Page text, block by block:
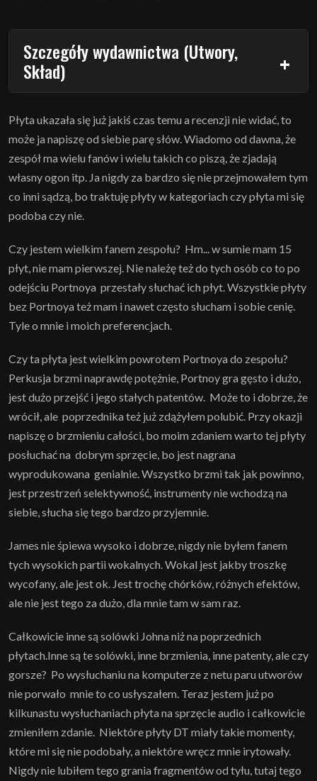
Szczegóły wydawnictwa (Utwory,
Skład)
Płyta ukazała się już jakiś czas temu a recenzji nie widać, to
może ja napiszę od siebie parę słów. Wiadomo od dawna, że
zespół ma wielu fanów i wielu takich co piszą, że zjadają
własny ogon itp. Ja nigdy za bardzo się nie przejmowałem tym
co inni sądzą, bo traktuję płyty w kategoriach czy płyta mi się
podoba czy nie.
Czy jestem wielkim fanem zespołu? Hm... w sumie mam 15
płyt, nie mam pierwszej. Nie należę też do tych osób co to po
odejściu Portnoya przestały słuchać ich płyt. Wszystkie płyty
bez Portnoya też mam i nawet często słucham i sobie cenię.
Tyle o mnie i moich preferencjach.
Czy ta płyta jest wielkim powrotem Portnoya do zespołu?
Perkusja brzmi naprawdę potężnie, Portnoy gra gęsto i dużo,
jest dużo przejść i jego stałych patentów. Może to i dobrze, że
wrócił, ale poprzednika też już zdążyłem polubić. Przy okazji
napiszę o brzmieniu całości, bo moim zdaniem warto tej płyty
posłuchać na dobrym sprzęcie, bo jest nagrana
wyprodukowana genialnie. Wszystko brzmi tak jak powinno,
jest przestrzeń selektywność, instrumenty nie wchodzą na
siebie, słucha się tego bardzo przyjemnie.
James nie śpiewa wysoko i dobrze, nigdy nie byłem fanem
tych wysokich partii wokalnych. Wokal jest jakby troszkę
wycofany, ale jest ok. Jest trochę chórków, różnych efektów,
ale nie jest tego za dużo, dla mnie tam w sam raz.
Całkowicie inne są solówki Johna niż na poprzednich
płytach.Inne są te solówki, inne brzmienia, inne patenty, ale czy
gorsze? Po wysłuchaniu na komputerze z netu paru utworów
nie porwało mnie to co usłyszałem. Teraz jestem już po
kilkunastu wysłuchaniach płyta na sprzęcie audio i całkowicie
zmieniłem zdanie. Niektóre płyty DT miały takie momenty,
które mi się nie podobały, a niektóre wręcz mnie irytowały.
Nigdy nie lubiłem tego grania fragmentów od tyłu, tutaj tego